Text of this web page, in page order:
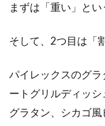
まずは「重い」とい
そして、2つ目は「
パイレックスのグ
ートグリルディッ
グラタン、シカゴ風